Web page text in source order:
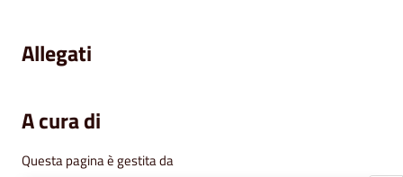
Allegati
A cura di
Questa pagina è gestita da